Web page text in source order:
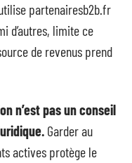
partenairesb2b.fr
d’autres, limite ce
de revenus prend
n’est pas un conseil
Garder au
actives protège le